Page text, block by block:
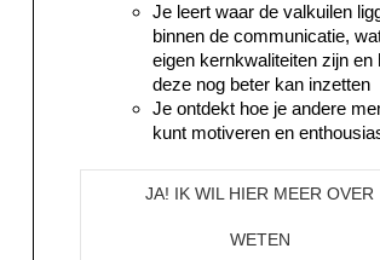
Je leert waar de valkuilen
binnen de communicatie,
eigen kernkwaliteiten zijn en
deze nog beter kan inzetten
Je ontdekt hoe je andere
kunt motiveren en
JA! IK WIL HIER MEER OVER
WETEN